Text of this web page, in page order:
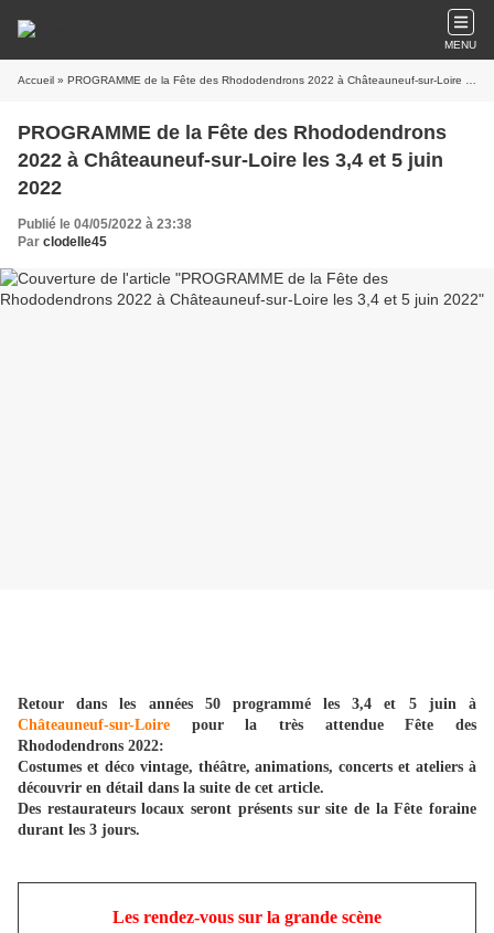
MENU
Accueil » PROGRAMME de la Fête des Rhododendrons 2022 à Châteauneuf-sur-Loire les 3,4 et 5 juin 2022
PROGRAMME de la Fête des Rhododendrons
2022 à Châteauneuf-sur-Loire les 3,4 et 5 juin
2022
Publié le 04/05/2022 à 23:38
Par clodelle45
Retour dans les années 50 programmé les 3,4 et 5 juin à
Châteauneuf-sur-Loire pour la très attendue Fête des
Rhododendrons 2022:
Costumes et déco vintage, théâtre, animations, concerts et ateliers à
découvrir en détail dans la suite de cet article.
Des restaurateurs locaux seront présents sur site de la Fête foraine
durant les 3 jours.
Les rendez-vous sur la grande scène